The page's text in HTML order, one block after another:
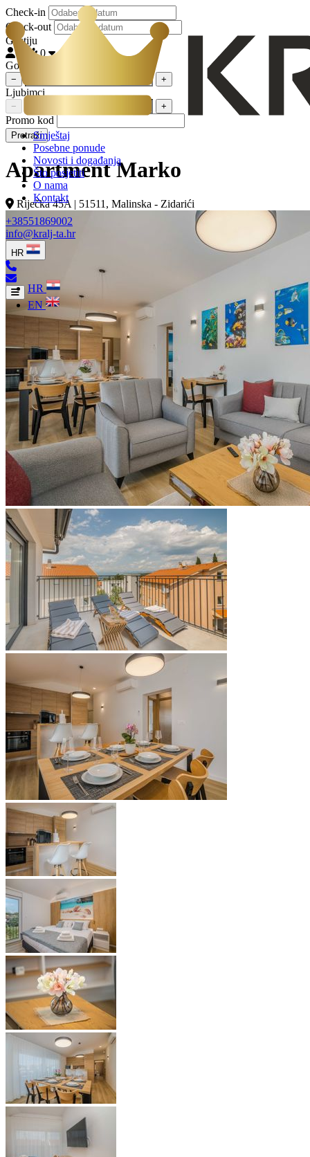
Smještaj
Posebne ponude
Novosti i događanja
Što posjetiti
O nama
Kontakt
+38551869002
info@kralj-ta.hr
HR
HR
EN
Check-in
Check-out
Gostiju
2
0
Gostiju
− +
Ljubimci
− +
Promo kod
Pretraži
Apartment Marko
Riječka 45A | 51511, Malinska - Zidarići